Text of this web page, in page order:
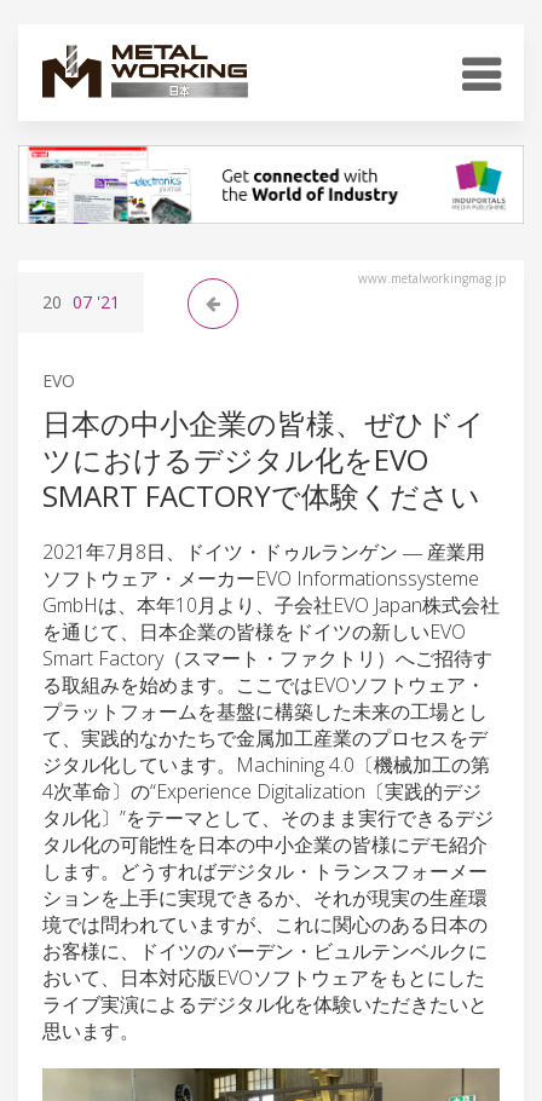
www.metalworkingmag.jp
20 07 '21
EVO
日本の中小企業の皆様、ぜひドイ
ツにおけるデジタル化をEVO
SMART FACTORYで体験ください
2021年7月8日、ドイツ・ドゥルランゲン ― 産業用
ソフトウェア・メーカーEVO Informationssysteme
GmbHは、本年10月より、子会社EVO Japan株式会社
を通じて、日本企業の皆様をドイツの新しいEVO
Smart Factory（スマート・ファクトリ）へご招待す
る取組みを始めます。ここではEVOソフトウェア・
プラットフォームを基盤に構築した未来の工場とし
て、実践的なかたちで金属加工産業のプロセスをデ
ジタル化しています。Machining 4.0〔機械加工の第
4次革命〕の“Experience Digitalization〔実践的デジ
タル化〕”をテーマとして、そのまま実行できるデジ
タル化の可能性を日本の中小企業の皆様にデモ紹介
します。どうすればデジタル・トランスフォーメー
ションを上手に実現できるか、それが現実の生産環
境では問われていますが、これに関心のある日本の
お客様に、ドイツのバーデン・ビュルテンベルクに
おいて、日本対応版EVOソフトウェアをもとにした
ライブ実演によるデジタル化を体験いただきたいと
思います。